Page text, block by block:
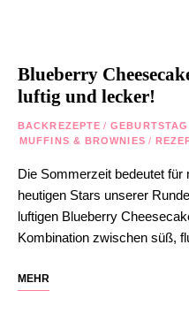
Blueberry
luftig und lecker!
BACKREZEPTE / GEBURTSTAG
MUFFINS & BROWNIES /
Die Sommerzeit bedeutet
heutigen Stars unserer
luftigen Blueberry
Kombination zwischen süß,
MEHR